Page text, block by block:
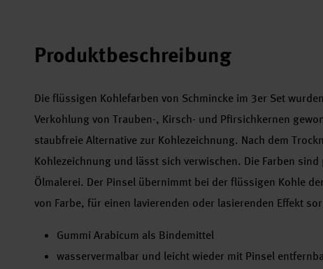
Produktbeschreibung
Die flüssigen Kohlefarben von Schmincke im 3er Set
Verkohlung von Trauben-, Kirsch- und Pfirsichkernen
staubfreie Alternative zur Kohlezeichnung. Nach dem
Kohlezeichnung und lässt sich verwischen. Die Farben
Ölmalerei. Der Pinsel übernimmt bei der flüssigen Kohle
von Farbe, für einen lavierenden oder lasierenden Effekt
Gummi Arabicum als Bindemittel
wasservermalbar und leicht wieder mit Pinsel